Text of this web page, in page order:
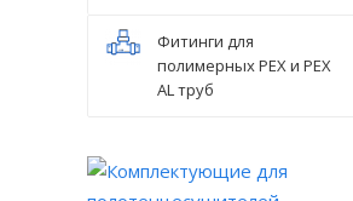
Фитинги для
полимерных PEX и PEX
AL труб